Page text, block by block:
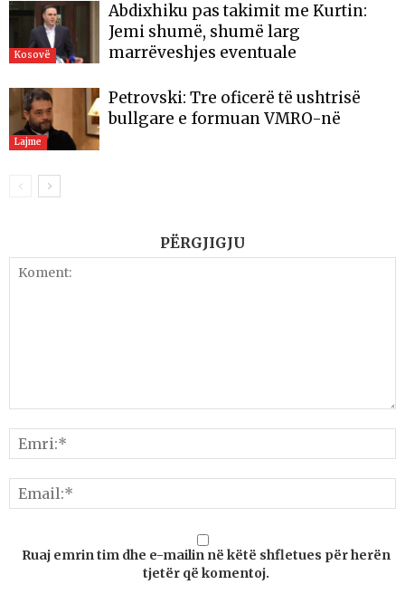
Kosovë
Abdixhiku pas takimit me Kurtin:
Jemi shumë, shumë larg
marrëveshjes eventuale
Lajme
Petrovski: Tre oficerë të ushtrisë
bullgare e formuan VMRO-në
PËRGJIGJU
Ruaj emrin tim dhe e-mailin në këtë shfletues për herën
tjetër që komentoj.